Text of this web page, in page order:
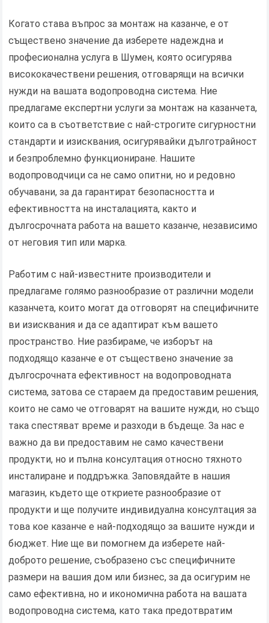
Когато става въпрос за монтаж на казанче, е от
съществено значение да изберете надеждна и
професионална услуга в Шумен, която осигурява
висококачествени решения, отговарящи на всички
нужди на вашата водопроводна система. Ние
предлагаме експертни услуги за монтаж на казанчета,
които са в съответствие с най-строгите сигурностни
стандарти и изисквания, осигурявайки дълготрайност
и безпроблемно функциониране. Нашите
водопроводчици са не само опитни, но и редовно
обучавани, за да гарантират безопасността и
ефективността на инсталацията, както и
дългосрочната работа на вашето казанче, независимо
от неговия тип или марка.
Работим с най-известните производители и
предлагаме голямо разнообразие от различни модели
казанчета, които могат да отговорят на специфичните
ви изисквания и да се адаптират към вашето
пространство. Ние разбираме, че изборът на
подходящо казанче е от съществено значение за
дългосрочната ефективност на водопроводната
система, затова се стараем да предоставим решения,
които не само че отговарят на вашите нужди, но също
така спестяват време и разходи в бъдеще. За нас е
важно да ви предоставим не само качествени
продукти, но и пълна консултация относно тяхното
инсталиране и поддръжка. Заповядайте в нашия
магазин, където ще откриете разнообразие от
продукти и ще получите индивидуална консултация за
това кое казанче е най-подходящо за вашите нужди и
бюджет. Ние ще ви помогнем да изберете най-
доброто решение, съобразено със специфичните
размери на вашия дом или бизнес, за да осигурим не
само ефективна, но и икономична работа на вашата
водопроводна система, като така предотвратим